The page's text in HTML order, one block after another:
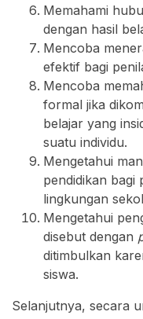
Memahami
dengan hasil
Mencoba
efektif bagi
Mencoba
formal jika
belajar yang
suatu individu.
Mengetahui
pendidikan bagi
lingkungan
Mengetahui
disebut dengan
ditimbulkan
siswa.
Selanjutnya, secara